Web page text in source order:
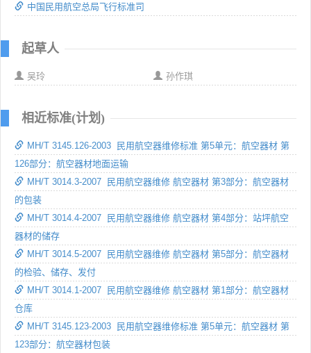
中国民用航空总局飞行标准司
起草人
吴玲 孙作琪
相近标准(计划)
MH/T 3145.126-2003 民用航空器维修标准 第5单元：航空器材 第
126部分：航空器材地面运输
MH/T 3014.3-2007 民用航空器维修 航空器材 第3部分：航空器材
的包装
MH/T 3014.4-2007 民用航空器维修 航空器材 第4部分：站坪航空
器材的储存
MH/T 3014.5-2007 民用航空器维修 航空器材 第5部分：航空器材
的检验、储存、发付
MH/T 3014.1-2007 民用航空器维修 航空器材 第1部分：航空器材
仓库
MH/T 3145.123-2003 民用航空器维修标准 第5单元：航空器材 第
123部分：航空器材包装